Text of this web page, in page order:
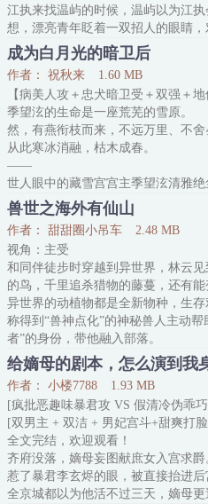
江执来找温屿的时候，温屿以为江
想，漂亮青年眨着一双招人的眼睛
好养的。
重度颜控的温屿引诱着傻乎乎的江执
从那以后，温屿身边就多了一只只听
习惯了江执无微不至的照顾，直到
初傻乎乎的那个人其实是他才对。
不想重蹈覆辙，没想到，他最后还是
成为白月光的暗卫后
作者： 祝秋来 1.60 MB
【病美人攻＋忠犬暗卫受＋双强＋地
季望泫的生命是一座荒芜的雪原。
然，有燕衔枝而来，不远万里、不舍
从此寒冰消融，枯木成春。
——
世人眼中的藏雪宫宫主季望泫清雅绝
实则他毁过容颜、断过经脉，身中
杀友，仇怨满身，背负他人的执念行
他连皮相、名姓都不属于自己，本
人命而活。
年少时的偶然一面，燕翎将季望泫
被驯养成宫廷的一条豺狗，为他人卖
彼
兽世之海外有仙山
作者： 甜甜圈小吊车 2.48 MB
视角：主受
和同伴徒步时穿越到异世界，林云
的鸟，千里追杀猎物的藤蔓，还有能
异世界的动植物都是全新物种，生
称得到“兽神点化”的神秘兽人主动帮
者”的身份，带他融入部落。
恐怖的寒冬即将来临，所有人都在
达部落后就开始马不停蹄的劳动。
没有系统、没有异能，林云靠知识
方式，大胆探寻新主粮，为提高工
带领下，高山部落
给嫡母的剧本，怎么演到我
作者： 小楼7788 1.93 MB
[疯批恶趣味暴君攻 VS 假清冷伪乖
[双男主 + 双洁 + 男妃宫斗+甜爽打
全文完结，欢迎观看！
齐府没落，嫡母妄图献庶女入宫求
惹了暴君李玄烬的眼，被直接抬进后
全京城都以为他活不过三天，嫡母